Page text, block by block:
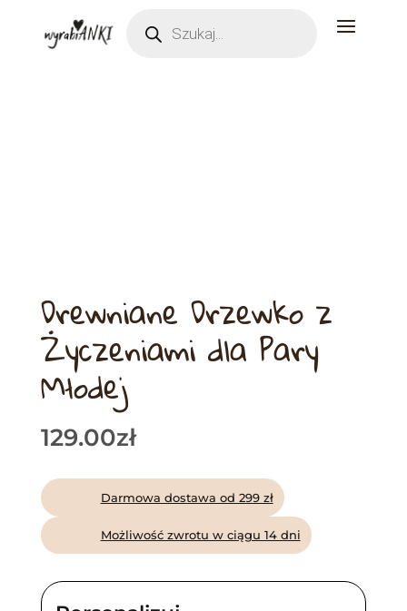
produktów
Drewniane Drzewko z
Życzeniami dla Pary
Młodej
129.00zł
Darmowa dostawa od 299 zł
Możliwość zwrotu w ciągu 14 dni